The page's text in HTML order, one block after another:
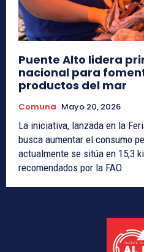
Puente Alto lidera
nacional para
productos del mar
Comuna Mayo 20, 2026
La iniciativa, lanzada en la
busca aumentar el consumo
actualmente se sitúa en 15,3
recomendados por la FAO.